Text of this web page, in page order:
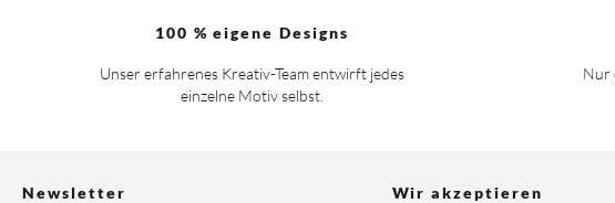
100 % eigene Designs
Unser erfahrenes Kreativ-Team entwirft jedes
einzelne Motiv selbst.
Nur
Newsletter Wir akzeptieren